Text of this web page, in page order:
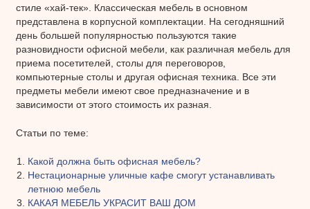
стиле «хай-тек». Классическая мебель в основном
представлена в корпусной комплектации. На сегодняшний
день большей популярностью пользуются такие
разновидности офисной мебели, как различная мебель для
приема посетителей, столы для переговоров,
компьютерные столы и другая офисная техника. Все эти
предметы мебели имеют свое предназначение и в
зависимости от этого стоимость их разная.
Статьи по теме:
Какой должна быть офисная мебель?
Нестационарные уличные кафе смогут устанавливать
летнюю мебель
КАКАЯ МЕБЕЛЬ УКРАСИТ ВАШ ДОМ